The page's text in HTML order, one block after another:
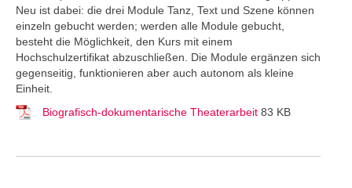
Neu ist dabei: die drei Module Tanz, Text und Szene können
einzeln gebucht werden; werden alle Module gebucht,
besteht die Möglichkeit, den Kurs mit einem
Hochschulzertifikat abzuschließen. Die Module ergänzen sich
gegenseitig, funktionieren aber auch autonom als kleine
Einheit.
Biografisch-dokumentarische Theaterarbeit 83 KB